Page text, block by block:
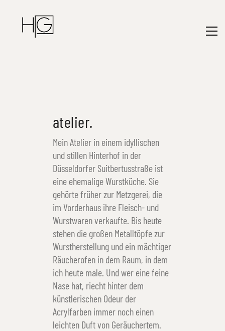
atelier.
Mein Atelier in einem idyllischen
und stillen Hinterhof in der
Düsseldorfer Suitbertusstraße ist
eine ehemalige Wurstküche. Sie
gehörte früher zur Metzgerei, die
im Vorderhaus ihre Fleisch- und
Wurstwaren verkaufte. Bis heute
stehen die großen Metalltöpfe zur
Wurstherstellung und ein mächtiger
Räucherofen in dem Raum, in dem
ich heute male. Und wer eine feine
Nase hat, riecht hinter dem
künstlerischen Odeur der
Acrylfarben immer noch einen
leichten Duft von Geräuchertem.